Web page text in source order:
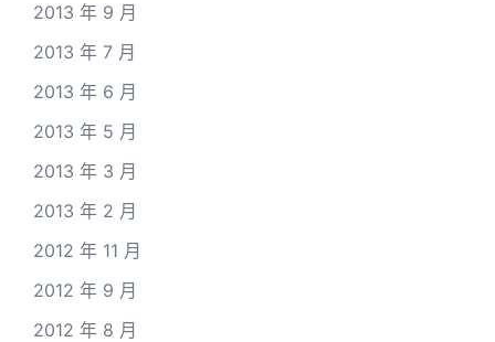
2013 年 9 月
2013 年 7 月
2013 年 6 月
2013 年 5 月
2013 年 3 月
2013 年 2 月
2012 年 11 月
2012 年 9 月
2012 年 8 月